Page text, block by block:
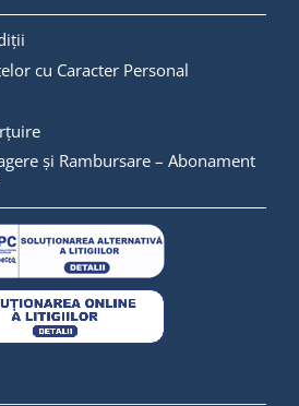
cu Caracter Personal
și Rambursare – Abonament